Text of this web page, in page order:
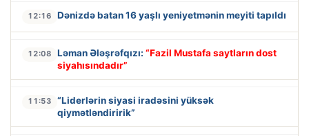
12:16 Dənizdə batan 16 yaşlı yeniyetmənin meyiti tapıldı
12:08 Ləman Ələşrəfqızı: “Fazil Mustafa saytların dost
siyahısındadır”
11:53
“Liderlərin siyasi iradəsini yüksək
qiymətləndiririk”